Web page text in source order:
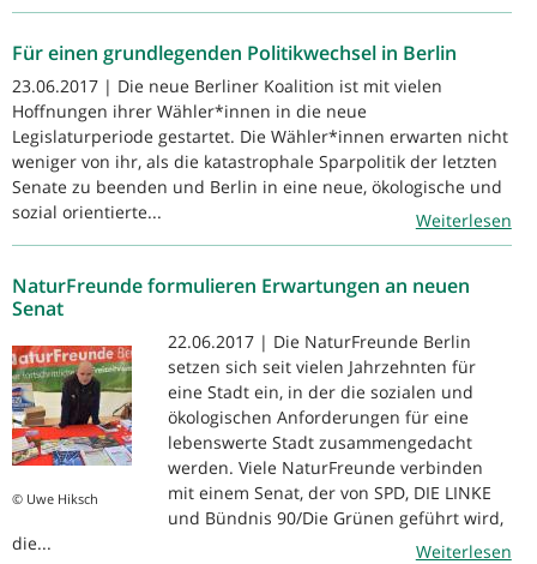
Für einen grundlegenden Politikwechsel in Berlin
23.06.2017 | Die neue Berliner Koalition ist mit vielen
Hoffnungen ihrer Wähler*innen in die neue
Legislaturperiode gestartet. Die Wähler*innen erwarten nicht
weniger von ihr, als die katastrophale Sparpolitik der letzten
Senate zu beenden und Berlin in eine neue, ökologische und
sozial orientierte...
Weiterlesen
NaturFreunde formulieren Erwartungen an neuen
Senat
© Uwe Hiksch
22.06.2017 | Die NaturFreunde Berlin
setzen sich seit vielen Jahrzehnten für
eine Stadt ein, in der die sozialen und
ökologischen Anforderungen für eine
lebenswerte Stadt zusammengedacht
werden. Viele NaturFreunde verbinden
mit einem Senat, der von SPD, DIE LINKE
und Bündnis 90/Die Grünen geführt wird,
die...
Weiterlesen